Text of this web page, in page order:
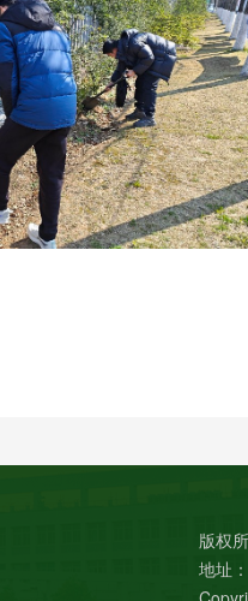
版权
地址